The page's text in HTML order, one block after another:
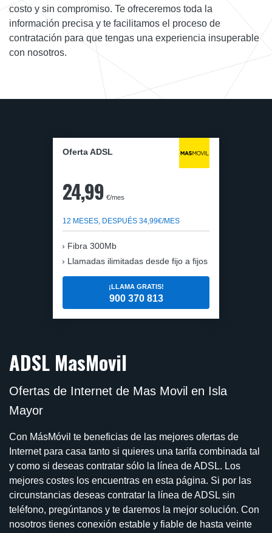
costo y sin compromiso. Te ofreceremos toda la
información precisa y te facilitamos el proceso de
contratación para que tengas una experiencia insuperable
con nosotros.
Oferta ADSL
24,99 €/mes
12 MESES, DESPUÉS 34,99€/MES
Fibra 300Mb
Llamadas ilimitadas desde fijo a fijos
¡LLAMA GRATIS!
900 370 813
ADSL MasMovil
Ofertas de Internet de Mas Movil en Isla
Mayor
Con MásMóvil te beneficias de las mejores ofertas de
Internet para casa tanto si quieres una tarifa combinada tal
y como si deseas contratar sólo la línea de ADSL. Los
mejores costes los encuentras en esta página. Si por las
circunstancias deseas contratar la línea de ADSL sin
teléfono, pregúntanos y te daremos la mejor solución. Con
nosotros tienes conexión estable y fiable de hasta veinte